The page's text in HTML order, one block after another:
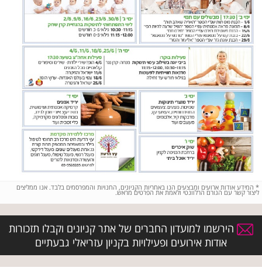
* המידע אודות ארועים ומבצעים הנו באחריות הקניונים, החנויות והמפרסמים בלבד. אנו ממליצים
ליצור קשר עם הגורם הרלוונטי ולאמת את הפרטים מראש.
הירשמו למועדון החברים של אתר קניונים וקבלו תזכורות
אודות אירועים ופעילויות בקניון עזריאלי גבעתיים